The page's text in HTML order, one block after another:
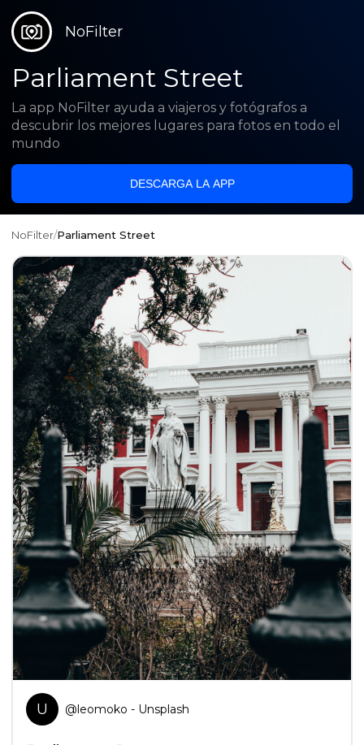
NoFilter
Parliament Street
La app NoFilter ayuda a viajeros y fotógrafos a
descubrir los mejores lugares para fotos en todo el
mundo
DESCARGA LA APP
NoFilter/Parliament Street
U @leomoko - Unsplash